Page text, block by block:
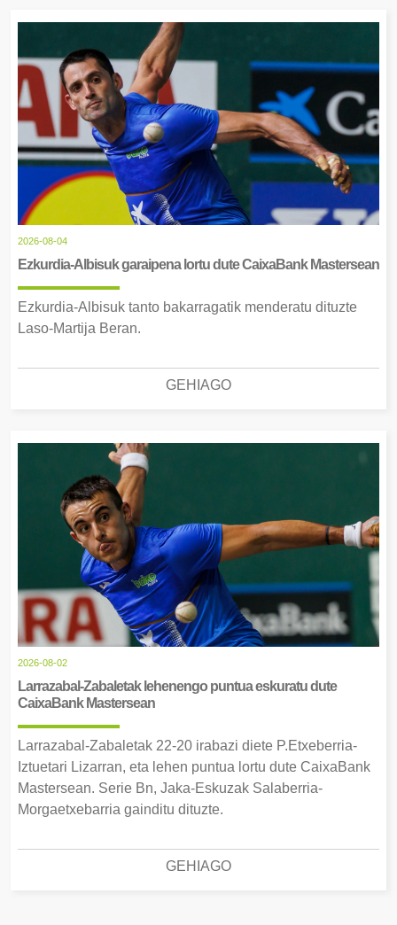
2026-08-04
Ezkurdia-Albisuk garaipena lortu dute CaixaBank Mastersean
Ezkurdia-Albisuk tanto bakarragatik menderatu dituzte
Laso-Martija Beran.
GEHIAGO
2026-08-02
Larrazabal-Zabaletak lehenengo puntua eskuratu dute
CaixaBank Mastersean
Larrazabal-Zabaletak 22-20 irabazi diete P.Etxeberria-
Iztuetari Lizarran, eta lehen puntua lortu dute CaixaBank
Mastersean. Serie Bn, Jaka-Eskuzak Salaberria-
Morgaetxebarria gainditu dituzte.
GEHIAGO